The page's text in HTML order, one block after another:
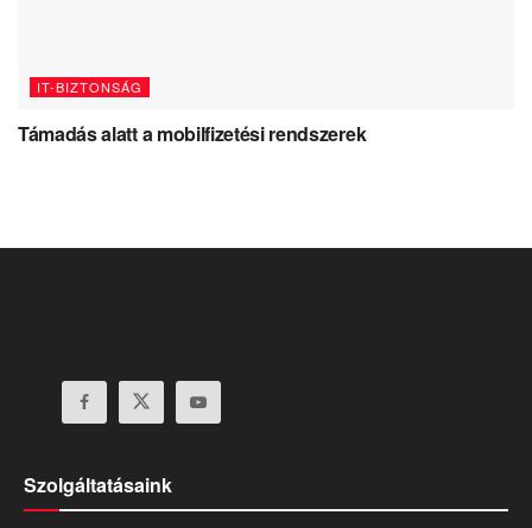
IT-BIZTONSÁG
Támadás alatt a mobilfizetési rendszerek
Szolgáltatásaink